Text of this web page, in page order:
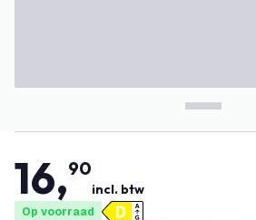
16,90
incl. btw
Op voorraad